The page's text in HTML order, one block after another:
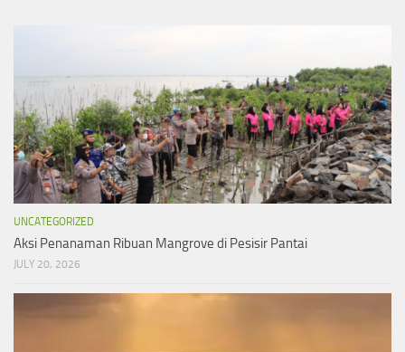
UNCATEGORIZED
Aksi Penanaman Ribuan Mangrove di Pesisir Pantai
JULY 20, 2026